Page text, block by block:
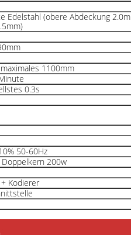
Edelstahl (obere Abdeckung
1100mm
0.3s
50-60Hz
200w
Kodierer